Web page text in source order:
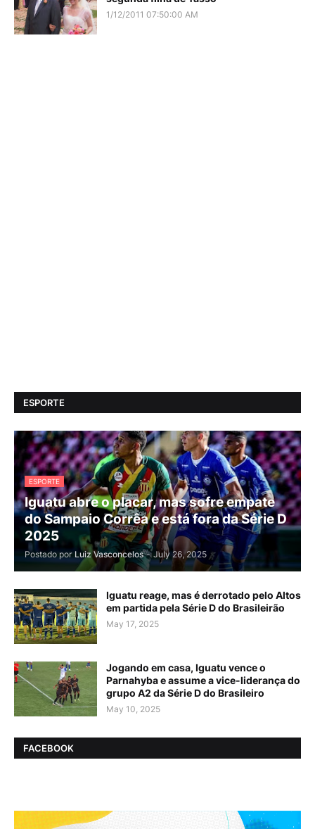
1/12/2011 07:50:00 AM
ESPORTE
ESPORTE
Iguatu abre o placar, mas sofre empate
do Sampaio Corrêa e está fora da Série D
2025
Postado por Luiz Vasconcelos - July 26, 2025
Iguatu reage, mas é derrotado pelo Altos
em partida pela Série D do Brasileirão
May 17, 2025
Jogando em casa, Iguatu vence o
Parnahyba e assume a vice-liderança do
grupo A2 da Série D do Brasileiro
May 10, 2025
FACEBOOK